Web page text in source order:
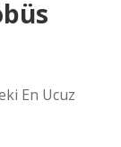
En Ucuz